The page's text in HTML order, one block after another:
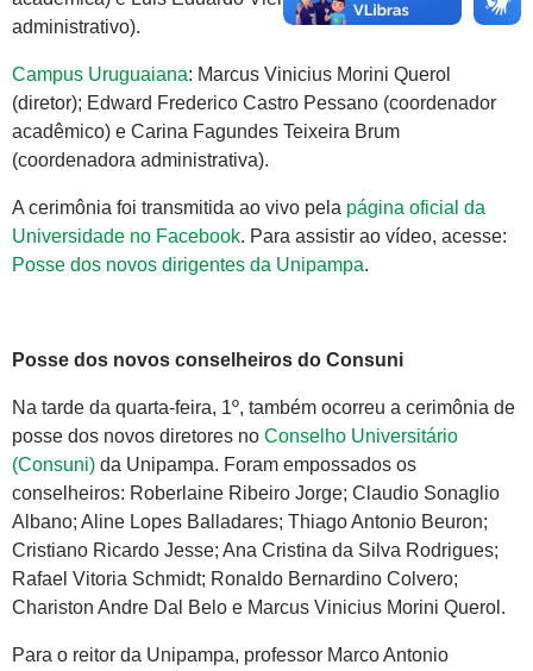
administrativo).
Campus Uruguaiana: Marcus Vinicius Morini Querol
(diretor); Edward Frederico Castro Pessano (coordenador
acadêmico) e Carina Fagundes Teixeira Brum
(coordenadora administrativa).
A cerimônia foi transmitida ao vivo pela página oficial da
Universidade no Facebook. Para assistir ao vídeo, acesse:
Posse dos novos dirigentes da Unipampa.
Posse dos novos conselheiros do Consuni
Na tarde da quarta-feira, 1º, também ocorreu a cerimônia de
posse dos novos diretores no Conselho Universitário
(Consuni) da Unipampa. Foram empossados os
conselheiros: Roberlaine Ribeiro Jorge; Claudio Sonaglio
Albano; Aline Lopes Balladares; Thiago Antonio Beuron;
Cristiano Ricardo Jesse; Ana Cristina da Silva Rodrigues;
Rafael Vitoria Schmidt; Ronaldo Bernardino Colvero;
Chariston Andre Dal Belo e Marcus Vinicius Morini Querol.
Para o reitor da Unipampa, professor Marco Antonio